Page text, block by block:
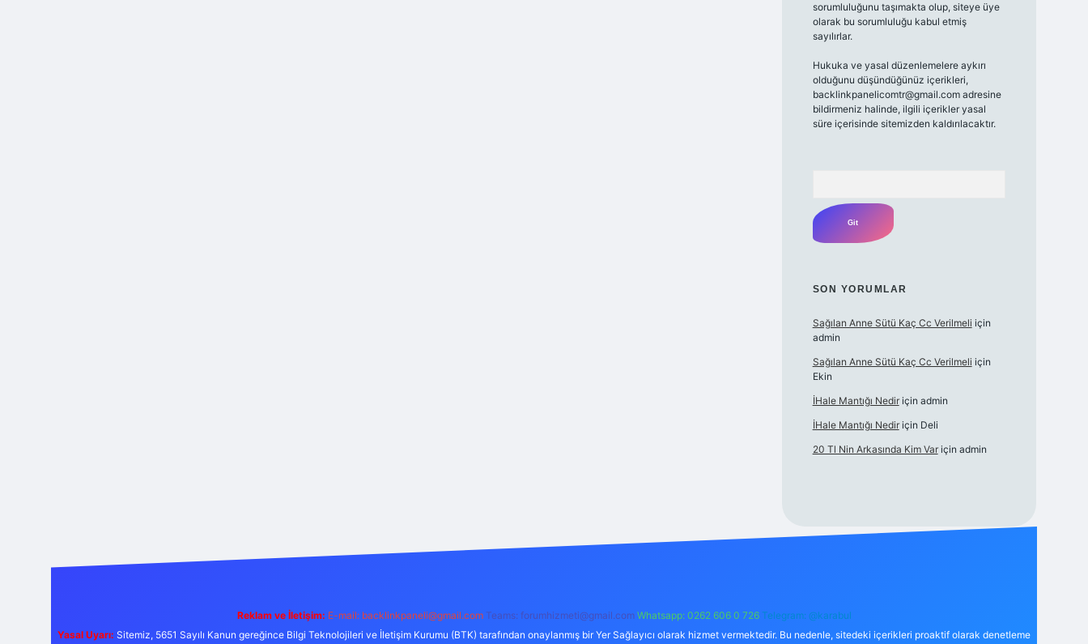
sorumluluğunu taşımakta olup, siteye üye
olarak bu sorumluluğu kabul etmiş
sayılırlar.
Hukuka ve yasal düzenlemelere aykırı
olduğunu düşündüğünüz içerikleri,
backlinkpanelicomtr@gmail.comadresine
bildirmeniz halinde, ilgili içerikler yasal
süre içerisinde sitemizden kaldırılacaktır.
SON YORUMLAR
Sağılan Anne Sütü Kaç Cc Verilmeli için
admin
Sağılan Anne Sütü Kaç Cc Verilmeli için
Ekin
İHale Mantığı Nediriçin admin
İHale Mantığı Nediriçin Deli
20 Tl Nin Arkasında Kim Variçin admin
Reklam ve İletişim: E-mail: backlinkpaneli@gmail.com Teams: forumhizmeti@gmail.com Whatsapp: 0262 606 0 726 Telegram: @karabul
Yasal Uyarı: Sitemiz, 5651 Sayılı Kanun gereğince Bilgi Teknolojileri ve İletişim Kurumu (BTK) tarafından onaylanmış bir Yer Sağlayıcı olarak hizmet vermektedir. Bu nedenle, sitedeki içerikleri proaktif olarak denetleme